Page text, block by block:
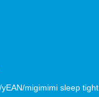
migimimi sleep tight